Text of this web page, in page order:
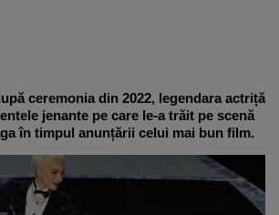
ceremonia din 2022, legendara actriță
jenante pe care le-a trăit pe scenă
în timpul anunțării celui mai bun film.